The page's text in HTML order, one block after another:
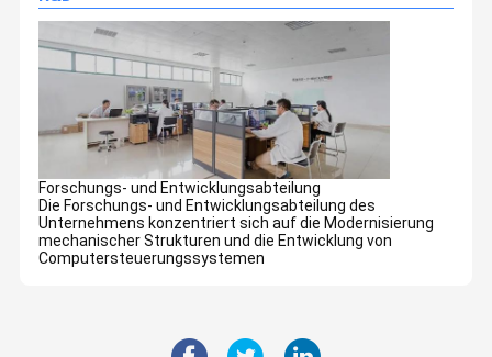
Forschungs- und Entwicklungsabteilung
Die Forschungs- und Entwicklungsabteilung des
Unternehmens konzentriert sich auf die Modernisierung
mechanischer Strukturen und die Entwicklung von
Computersteuerungssystemen